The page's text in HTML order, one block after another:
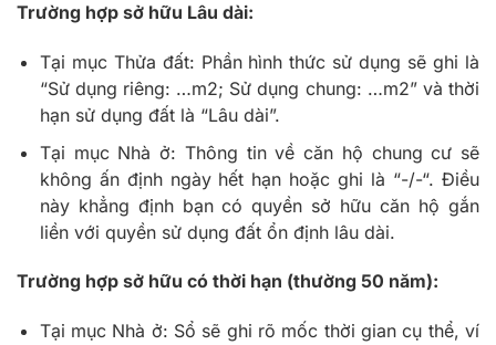
Trường hợp sở hữu Lâu dài:
Tại mục Thửa đất: Phần hình thức sử dụng sẽ ghi là
“Sử dụng riêng: …m2; Sử dụng chung: …m2” và thời
hạn sử dụng đất là “Lâu dài”.
Tại mục Nhà ở: Thông tin về căn hộ chung cư sẽ
không ấn định ngày hết hạn hoặc ghi là “-/-“. Điều
này khẳng định bạn có quyền sở hữu căn hộ gắn
liền với quyền sử dụng đất ổn định lâu dài.
Trường hợp sở hữu có thời hạn (thường 50 năm):
Tại mục Nhà ở: Sổ sẽ ghi rõ mốc thời gian cụ thể, ví